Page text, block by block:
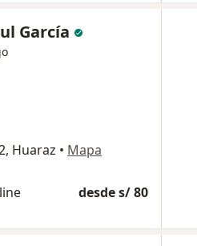
García
Huaraz • Mapa
desde s/ 80